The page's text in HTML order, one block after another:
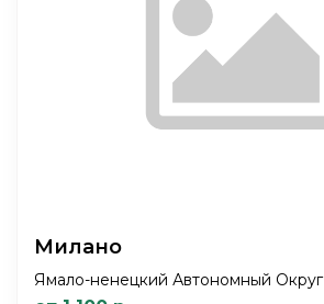
Милано
Ямало-ненецкий Автономный Округ